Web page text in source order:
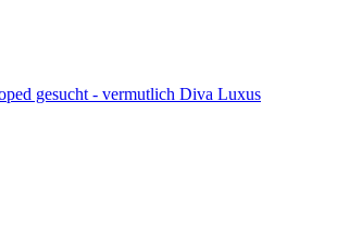
gesucht - vermutlich Diva Luxus